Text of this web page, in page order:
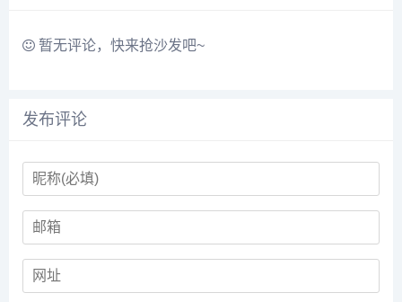
暂无评论，快来抢沙发吧~
发布评论